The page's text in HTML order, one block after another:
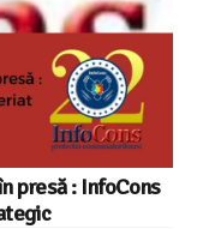
presă : InfoCons